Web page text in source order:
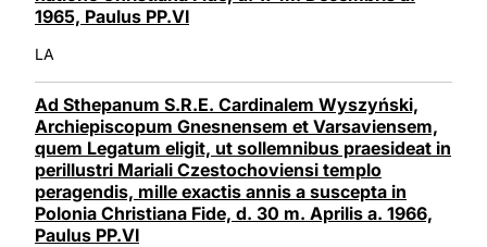
1965, Paulus PP.VI
LA
Ad Sthepanum S.R.E. Cardinalem Wyszyński,
Archiepiscopum Gnesnensem et Varsaviensem,
quem Legatum eligit, ut sollemnibus praesideat in
perillustri Mariali Czestochoviensi templo
peragendis, mille exactis annis a suscepta in
Polonia Christiana Fide, d. 30 m. Aprilis a. 1966,
Paulus PP.VI